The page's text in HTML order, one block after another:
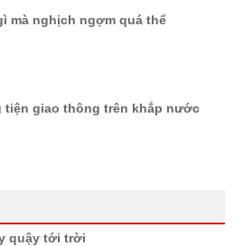
mà nghịch ngợm quá thể
tiện giao thông trên khắp nước
quậy tới trời